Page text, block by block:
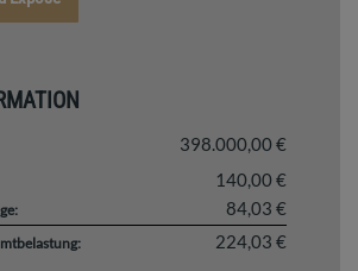
398.000,00 €
140,00 €
84,03 €
224,03 €